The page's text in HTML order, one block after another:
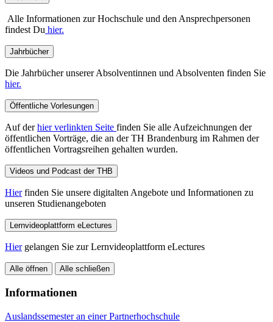
Alle Informationen zur Hochschule und den Ansprechpersonen
findest Du hier.
Jahrbücher
Die Jahrbücher unserer Absolventinnen und Absolventen finden Sie
hier.
Öffentliche Vorlesungen
Auf derhier verlinkten Seite finden Sie alle Aufzeichnungen der
öffentlichen Vorträge, die an der TH Brandenburg im Rahmen der
öffentlichen Vortragsreihen gehalten wurden.
Videos und Podcast der THB
Hierfinden Sie unsere digitalten Angebote und Informationen zu
unseren Studienangeboten
Lernvideoplattform eLectures
Hiergelangen Sie zur Lernvideoplattform eLectures
Alle öffnen Alle schließen
Informationen
Auslandssemester an einer Partnerhochschule